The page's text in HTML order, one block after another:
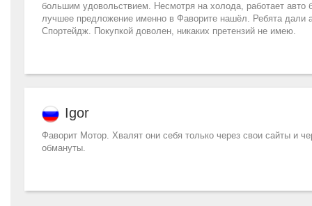
большим удовольствием. Несмотря на холода, работает
лучшее предложение именно в Фаворите нашёл. Ребята дали
Спортейдж. Покупкой доволен, никаких претензий не имею.
Igor
Фаворит Мотор. Хвалят они себя только через свои сайты и
обмануты.